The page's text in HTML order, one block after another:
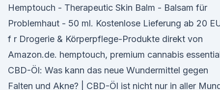
Hemptouch - Therapeutic Skin Balm - Balsam für
Problemhaut - 50 ml. Kostenlose Lieferung ab 20
f r Drogerie & Körperpflege-Produkte direkt von
Amazon.de. hemptouch, premium cannabis
CBD-Öl: Was kann das neue Wundermittel gegen
Falten und Akne? | CBD-Öl ist nicht nur in aller